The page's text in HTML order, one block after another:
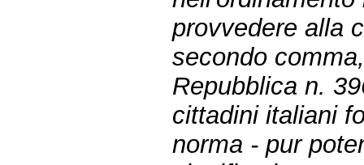
provvedere alla
secondo
Repubblica n.
cittadini italiani
norma - pur